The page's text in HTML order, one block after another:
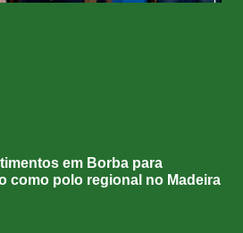
em Borba para
como polo regional no Madeira